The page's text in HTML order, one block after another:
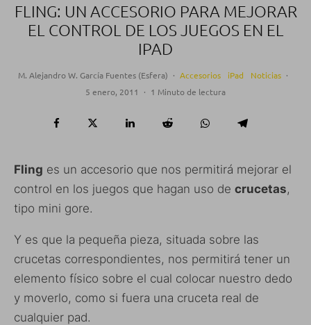
FLING: UN ACCESORIO PARA MEJORAR
EL CONTROL DE LOS JUEGOS EN EL
IPAD
M. Alejandro W. García Fuentes (Esfera) · Accesorios iPad Noticias ·
5 enero, 2011
· 1 Minuto de lectura
Fling es un accesorio que nos permitirá mejorar el
control en los juegos que hagan uso de crucetas,
tipo mini gore.
Y es que la pequeña pieza, situada sobre las
crucetas correspondientes, nos permitirá tener un
elemento físico sobre el cual colocar nuestro dedo
y moverlo, como si fuera una cruceta real de
cualquier pad.